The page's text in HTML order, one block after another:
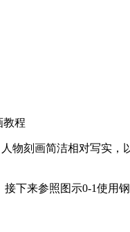
物刻画简洁相对写实
下来参照图示0-1使用